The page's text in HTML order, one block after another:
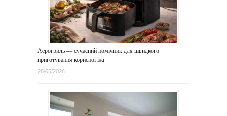
Аерогриль — сучасний помічник для швидкого
приготування корисної їжі
28/05/2026